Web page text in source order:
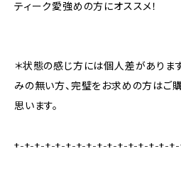
ティーク愛強めの方にオススメ！
＊状態の感じ方には個人差がありま
みの無い方、完璧をお求めの方はご
思います。
+-+-+-+-+-+-+-+-+-+-+-+-+-+-+-+-